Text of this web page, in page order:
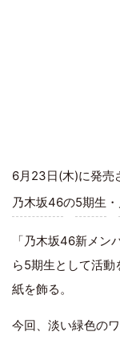
6月23日(木)に発売
乃木坂46の5期生 ・
「乃木坂46新メン
ら5期生として活
紙を飾る。
今回、淡い緑色の